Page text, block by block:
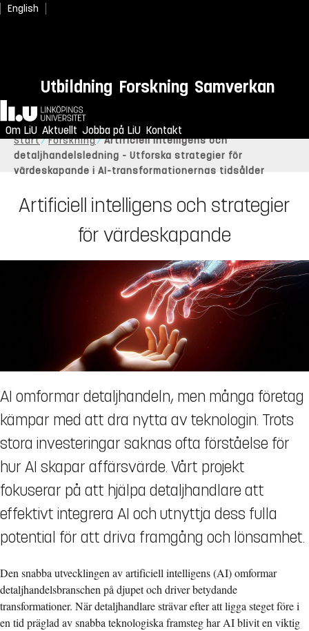
English
Utbildning Forskning Samverkan
Hem
Om LiU Aktuellt Jobba på LiU Kontakt
Start Forskning
Artificiell intelligens och
detaljhandelsledning - Utforska strategier för
värdeskapande i AI-transformationernas tidsålder
Artificiell intelligens och strategier
för värdeskapande
AI omformar detaljhandeln, men många företag
kämpar med att dra nytta av teknologin. Trots
stora investeringar saknas ofta förståelse för
hur AI skapar affärsvärde. Vårt projekt
fokuserar på att hjälpa detaljhandlare att
effektivt integrera AI och utnyttja dess fulla
potential för att driva framgång och lönsamhet.
Den snabba utvecklingen av artificiell intelligens (AI) omformar
detaljhandelsbranschen på djupet och driver betydande
transformationer. När detaljhandlare strävar efter att ligga steget före i
en tid präglad av snabba teknologiska framsteg har AI blivit en viktig